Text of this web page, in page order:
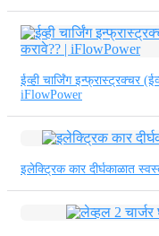
ईव्ही चार्जिंग इन्फ्रास्ट्रक्चर
iFlowPower
इलेक्ट्रिक कार दीर्घकाळात